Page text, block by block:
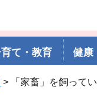
て・教育 健康
> 「家畜」を飼って